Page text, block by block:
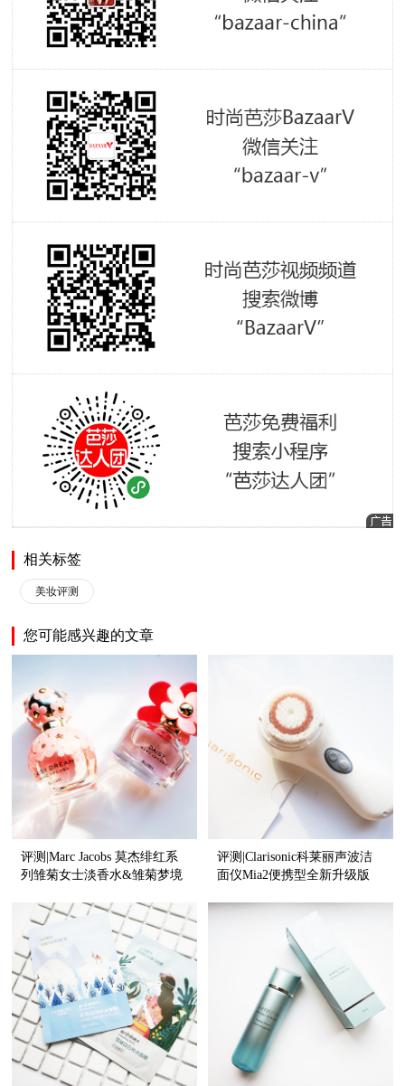
相关标签
美妆评测
您可能感兴趣的文章
评测|Marc Jacobs 莫杰绯红系
列雏菊女士淡香水&雏菊梦境
评测|Clarisonic科莱丽声波洁
面仪Mia2便携型全新升级版